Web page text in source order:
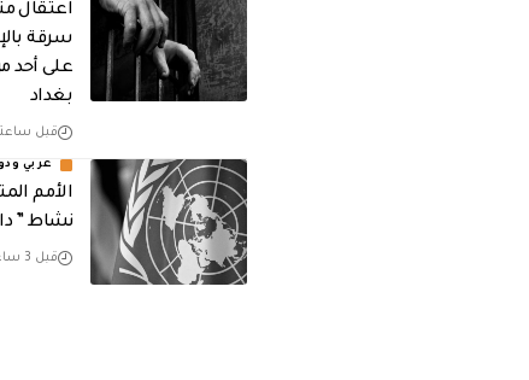
اعتقال
سرقة
على أحد
بغداد
قبل
عربي
الأمم
نشاط ”
قبل 3 ساعات